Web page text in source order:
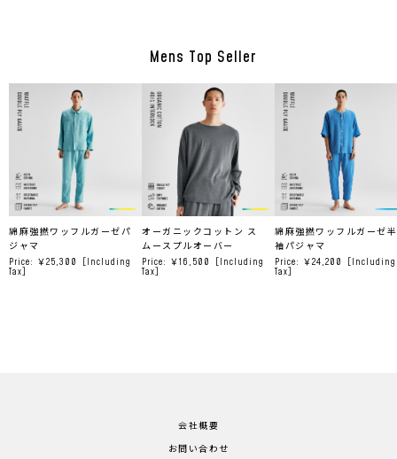
Mens Top Seller
綿麻強撚ワッフルガーゼパ
ジャマ
Price: ￥25,300
［Including
Tax］
オーガニックコットン ス
ムースプルオーバー
Price: ￥16,500
［Including
Tax］
綿麻強撚ワッフルガーゼ半
袖パジャマ
Price: ￥24,200
［Including
Tax］
会社概要
お問い合わせ